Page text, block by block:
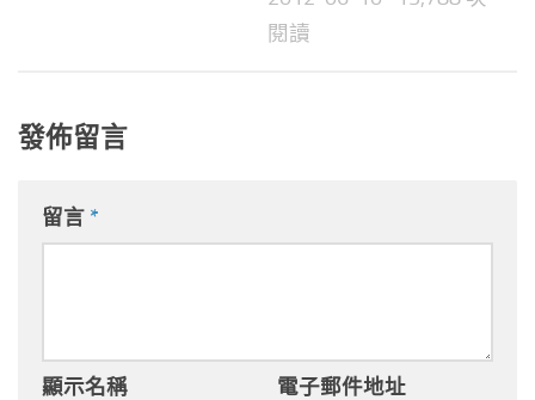
閱讀
發佈留言
留言 *
顯示名稱 電子郵件地址